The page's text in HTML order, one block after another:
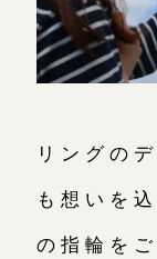
リングの
も想いを
の指輪を